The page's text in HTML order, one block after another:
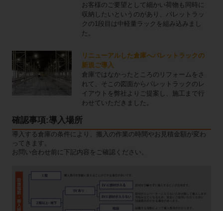
お客様のご要望として細かい荷物も同時に
収納したいというのがあり、パレットラッ
クの1段目は中軽量ラックを組み込みまし
た。
リニューアルした倉庫へパレットラックの
新規ご導入
倉庫ではなかったところのリフォームをさ
れて、そこの図面からパレットラックのレ
イアウトを弊社よりご提案し、施工まで行
わせていただきました。
確認事項:導入場所
導入する倉庫の条件により、搬入の作業の時間やお見積金額が変わ
ってきます。
お問い合わせ前に下記内容をご確認ください。